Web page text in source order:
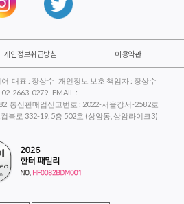
개인정보취급방침 이용약관
대표 : 장상수 개인정보 보호 책임자 : 장상수
02-2663-0279 EMAIL :
통신판매업신고번호 : 2022-서울강서-2582호
북로 332-19, 5층 502호 (상암동, 상암라이크3)